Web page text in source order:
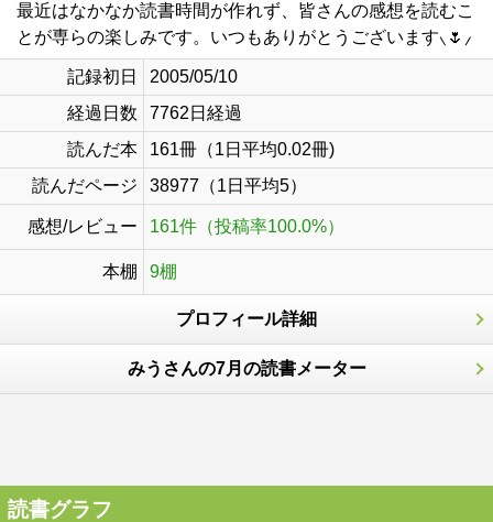
最近はなかなか読書時間が作れず、皆さんの感想を読むこ
とが専らの楽しみです。いつもありがとうございます⸜🌷︎⸝‍
記録初日
2005/05/10
経過日数
7762日経過
読んだ本
161冊（1日平均0.02冊)
読んだページ
38977（1日平均5）
感想/レビュー 161件（投稿率100.0%）
本棚 9棚
プロフィール詳細
みうさんの7月の読書メーター
読書グラフ